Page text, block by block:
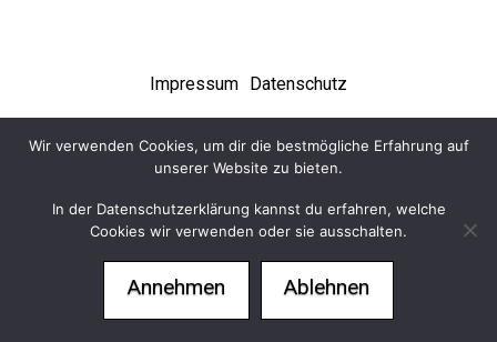
Impressum Datenschutz
Wir verwenden Cookies, um dir die bestmögliche Erfahrung auf
unserer Website zu bieten.
In der Datenschutzerklärung kannst du erfahren, welche
Cookies wir verwenden oder sie ausschalten.
Annehmen Ablehnen